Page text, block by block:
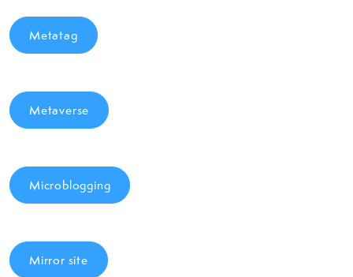
Metatag
Metaverse
Microblogging
Mirror site